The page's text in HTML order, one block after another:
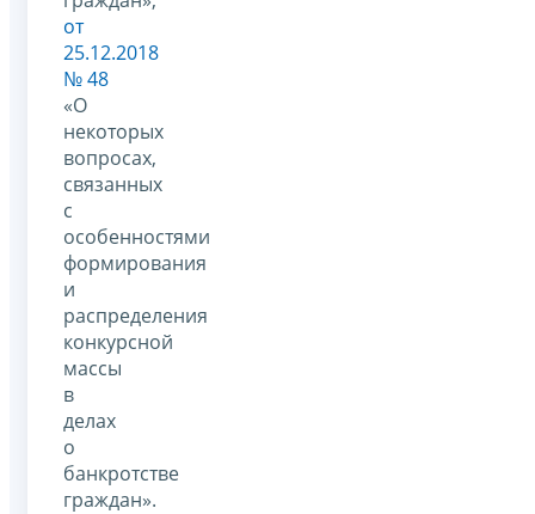
от
25.12.2018
№ 48
«О
некоторых
вопросах,
связанных
с
особенностями
формирования
и
распределения
конкурсной
массы
в
делах
о
банкротстве
граждан».